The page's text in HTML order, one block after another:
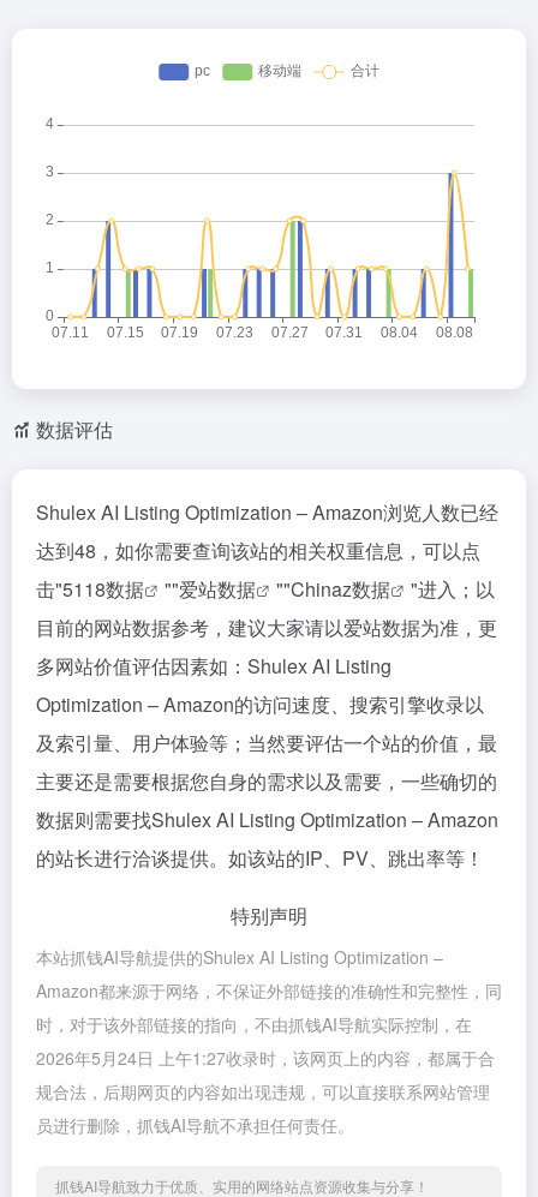
数据评估
Shulex AI Listing Optimization – Amazon浏览人数已经
达到48，如你需要查询该站的相关权重信息，可以点
击"5118数据 ""爱站数据 ""Chinaz数据
"进入；以
目前的网站数据参考，建议大家请以爱站数据为准，更
多网站价值评估因素如：Shulex AI Listing
Optimization – Amazon的访问速度、搜索引擎收录以
及索引量、用户体验等；当然要评估一个站的价值，最
主要还是需要根据您自身的需求以及需要，一些确切的
数据则需要找Shulex AI Listing Optimization – Amazon
的站长进行洽谈提供。如该站的IP、PV、跳出率等！
特别声明
本站抓钱AI导航提供的Shulex AI Listing Optimization –
Amazon都来源于网络，不保证外部链接的准确性和完整性，同
时，对于该外部链接的指向，不由抓钱AI导航实际控制，在
2026年5月24日 上午1:27收录时，该网页上的内容，都属于合
规合法，后期网页的内容如出现违规，可以直接联系网站管理
员进行删除，抓钱AI导航不承担任何责任。
抓钱AI导航致力于优质、实用的网络站点资源收集与分享！